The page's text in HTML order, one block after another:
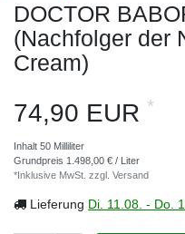
DOCTOR
(Nachfolger der
Cream)
74,90 EUR *
Inhalt 50 Milliliter
Grundpreis 1.498,00 € / Liter
*Inklusive MwSt. zzgl. Versand
Lieferung Di. 11.08. - Do.